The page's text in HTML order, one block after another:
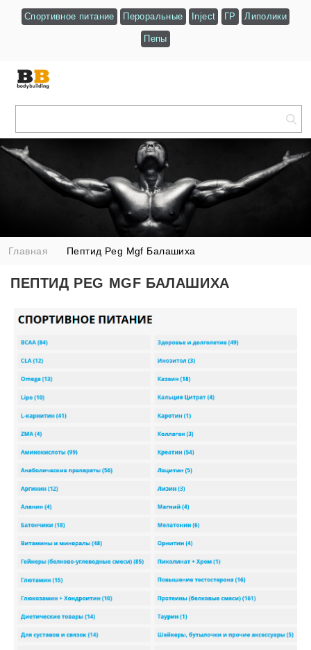
Спортивное питание Пероральные Inject ГР Липолики
Пепы
Главная Пептид Peg Mgf Балашиха
ПЕПТИД PEG MGF БАЛАШИХА